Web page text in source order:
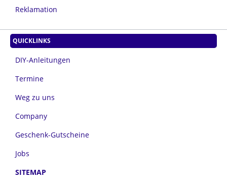
Reklamation
QUICKLINKS
DIY-Anleitungen
Termine
Weg zu uns
Company
Geschenk-Gutscheine
Jobs
SITEMAP